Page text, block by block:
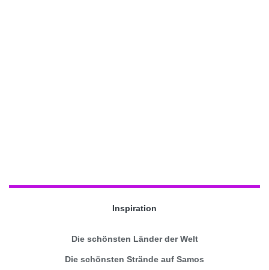
Inspiration
Die schönsten Länder der Welt
Die schönsten Strände auf Samos